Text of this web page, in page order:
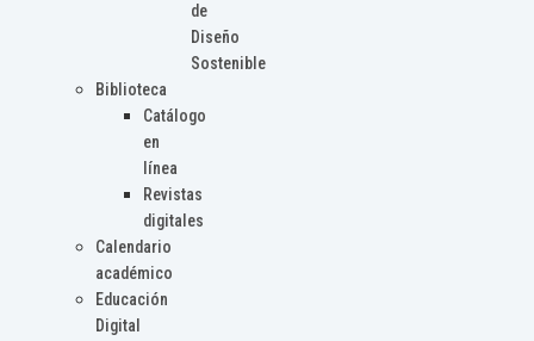
de
Diseño
Sostenible
Biblioteca
Catálogo
en
línea
Revistas
digitales
Calendario
académico
Educación
Digital